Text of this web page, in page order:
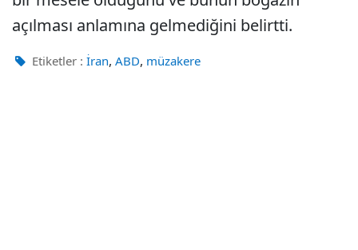
açılması anlamına gelmediğini belirtti.
Etiketler : İran, ABD, müzakere